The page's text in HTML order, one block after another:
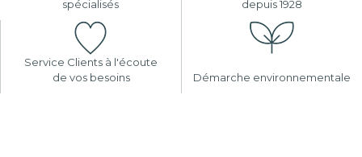
spécialisés
depuis 1928
Service Clients à l'écoute
de vos besoins
Démarche environnementale